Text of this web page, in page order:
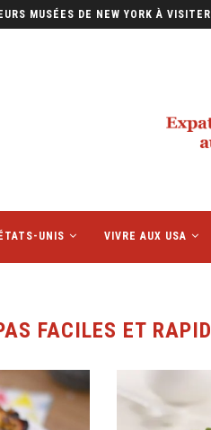
MUSÉES DE NEW YORK À VISITER
UNIS VIVRE AUX USA
FACILES ET